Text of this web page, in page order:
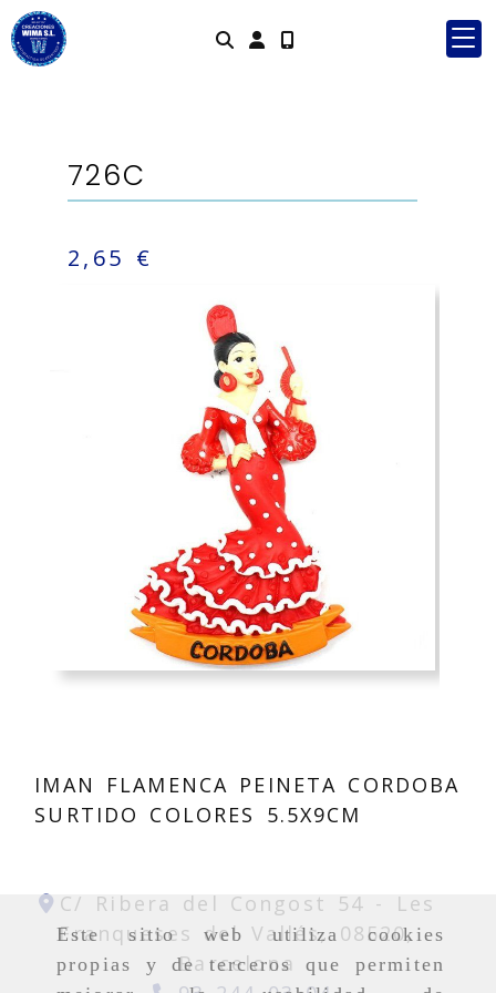
Este sitio web utiliza cookies
propias y de terceros que permiten
Identifícate
726C
2,65 €
IMAN FLAMENCA PEINETA CORDOBA
SURTIDO COLORES 5.5X9CM
C/ Ribera del Congost 54 -
Les
Franqueses del Vallés, 08520,
Barcelona